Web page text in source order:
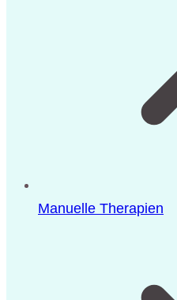
Manuelle Therapien